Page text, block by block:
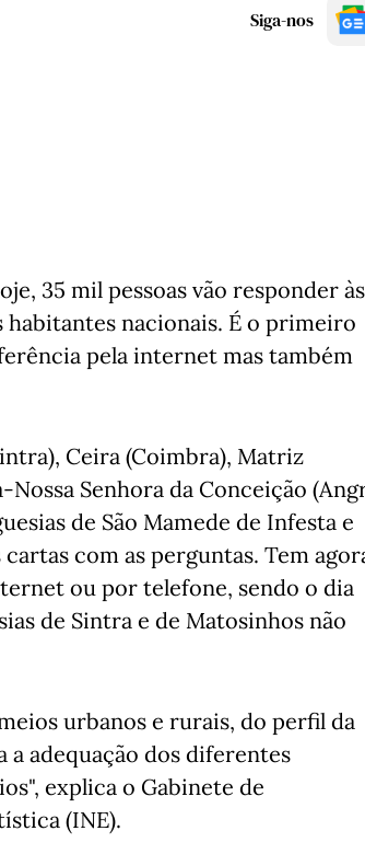
Siga-nos
35 mil pessoas vão responder às
nacionais. É o primeiro
pela internet mas também
Ceira (Coimbra), Matriz
Nossa Senhora da Conceição
de São Mamede de Infesta e
com as perguntas. Tem
ou por telefone, sendo o dia
de Sintra e de Matosinhos não
urbanos e rurais, do perfil da
a adequação dos diferentes
explica o Gabinete de
(INE).